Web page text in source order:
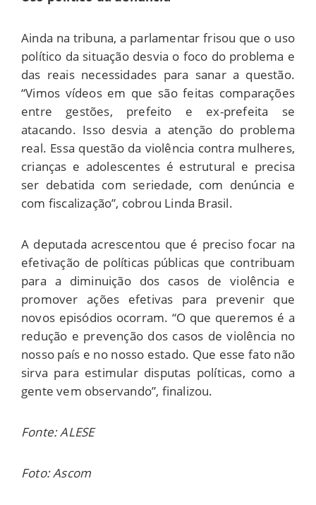
Ainda na tribuna, a parlamentar frisou que o uso
político da situação desvia o foco do problema e
das reais necessidades para sanar a questão.
“Vimos vídeos em que são feitas comparações
entre gestões, prefeito e ex-prefeita se
atacando. Isso desvia a atenção do problema
real. Essa questão da violência contra mulheres,
crianças e adolescentes é estrutural e precisa
ser debatida com seriedade, com denúncia e
com fiscalização”, cobrou Linda Brasil.
A deputada acrescentou que é preciso focar na
efetivação de políticas públicas que contribuam
para a diminuição dos casos de violência e
promover ações efetivas para prevenir que
novos episódios ocorram. “O que queremos é a
redução e prevenção dos casos de violência no
nosso país e no nosso estado. Que esse fato não
sirva para estimular disputas políticas, como a
gente vem observando”, finalizou.
Fonte: ALESE
Foto: Ascom